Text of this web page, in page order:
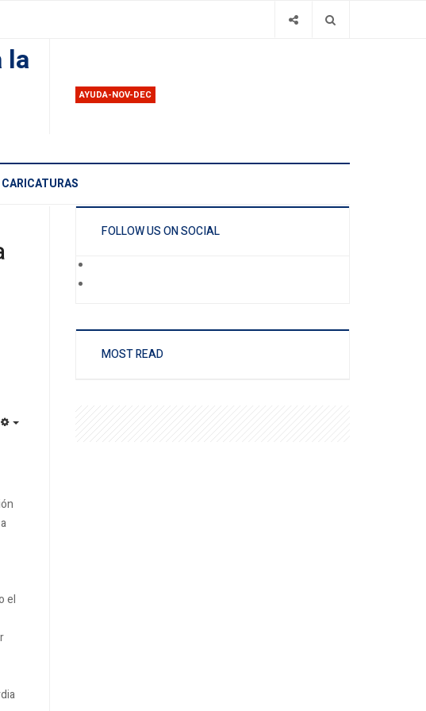
la
AYUDA-NOV-DEC
CARICATURAS
el
FOLLOW US ON SOCIAL
MOST READ